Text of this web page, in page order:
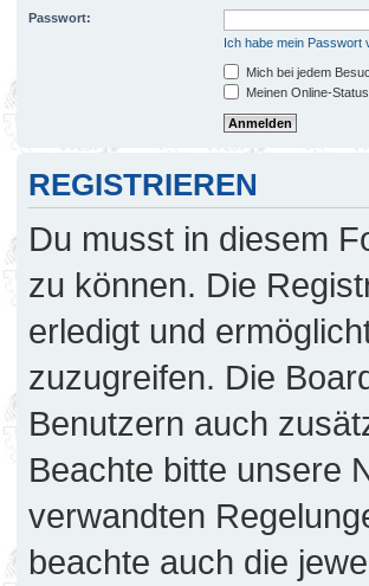
Passwort:
Ich habe mein Passwort
Mich bei jedem
Meinen Online-
REGISTRIEREN
Du musst in diesem
zu können. Die
erledigt und
zuzugreifen. Die
Benutzern auch
Beachte bitte unsere
verwandten
beachte auch die